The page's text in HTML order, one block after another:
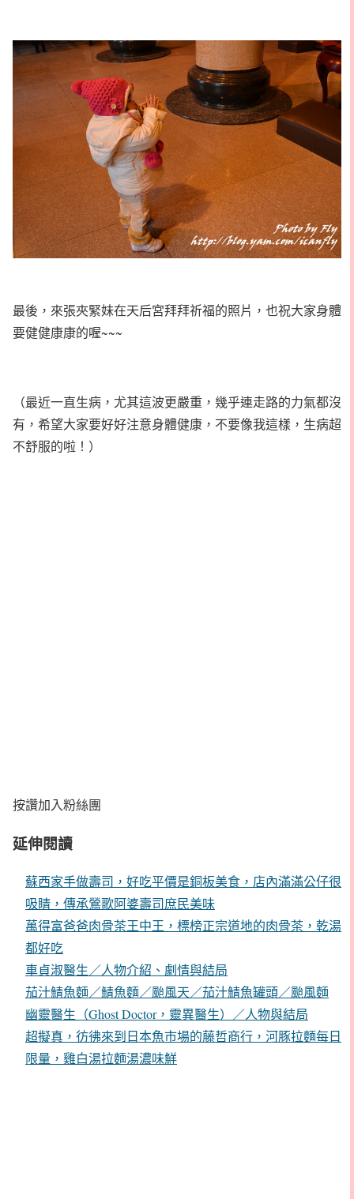
最後，來張夾緊妹在天后宮拜拜祈福的照片，也祝大家身體
要健健康康的喔~~~
（最近一直生病，尤其這波更嚴重，幾乎連走路的力氣都沒
有，希望大家要好好注意身體健康，不要像我這樣，生病超
不舒服的啦！）
按讚加入粉絲團
延伸閱讀
蘇西家手做壽司，好吃平價是銅板美食，店內滿滿公仔很
吸睛，傳承鶯歌阿婆壽司庶民美味
萬得富爸爸肉骨茶王中王，標榜正宗道地的肉骨茶，乾湯
都好吃
車貞淑醫生／人物介紹、劇情與結局
茄汁鯖魚麵／鯖魚麵／颱風天／茄汁鯖魚罐頭／颱風麵
幽靈醫生（Ghost Doctor，靈異醫生）／人物與結局
超擬真，彷彿來到日本魚市場的藤哲商行，河豚拉麵每日
限量，雞白湯拉麵湯濃味鮮